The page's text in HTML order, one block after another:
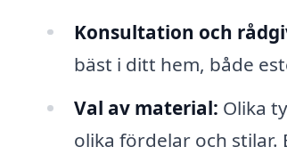
Konsultation och
bäst i ditt hem, både
Val av material: Olika
olika fördelar och